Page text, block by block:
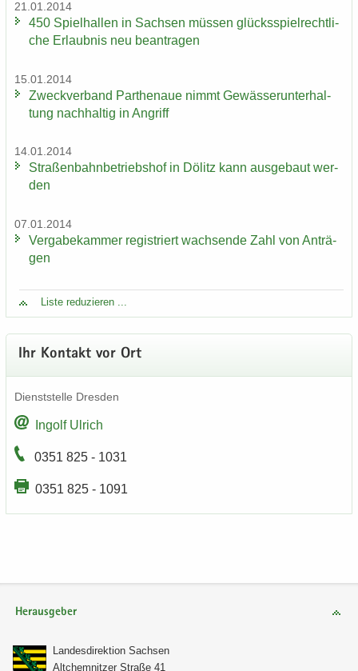
21.01.2014
450 Spiel­hal­len in Sach­sen müs­sen glücks­spiel­recht­li­
che Er­laub­nis neu be­an­tra­gen
15.01.2014
Zweck­ver­band Par­the­naue nimmt Ge­wäs­ser­un­ter­hal­
tung nach­hal­tig in An­griff
14.01.2014
Stra­ßen­bahn­be­triebs­hof in Dölitz kann aus­ge­baut wer­
den
07.01.2014
Ver­ga­be­kam­mer re­gis­triert wach­sen­de Zahl von An­trä­
gen
Liste re­du­zie­ren ...
Ihr Kon­takt vor Ort
Dienst­stel­le Dres­den
In­golf Ul­rich
0351 825 - 1031
0351 825 - 1091
Herausgeber
Lan­des­di­rek­ti­on Sach­sen
Alt­chem­nit­zer Stra­ße 41